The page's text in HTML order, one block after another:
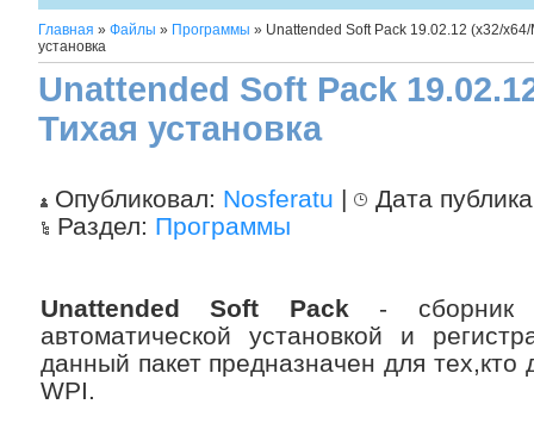
Главная » Файлы » Программы » Unattended Soft Pack 19.02.12 (x32/
установка
Unattended Soft Pack
Тихая установка
Опубликовал: Nosferatu |
Дата
Раздел: Программы
Unattended Soft Pack - cборник
автоматической установкой и
данный пакет предназначен для тех,кто
WPI.